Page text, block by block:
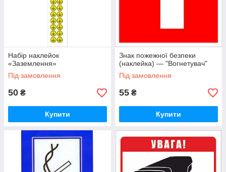
Набір наклейок
«Заземлення»
Під замовлення
50 ₴
Купити
Знак пожежної безпеки
(наклейка) — "Вогнетувач"
Під замовлення
55 ₴
Купити